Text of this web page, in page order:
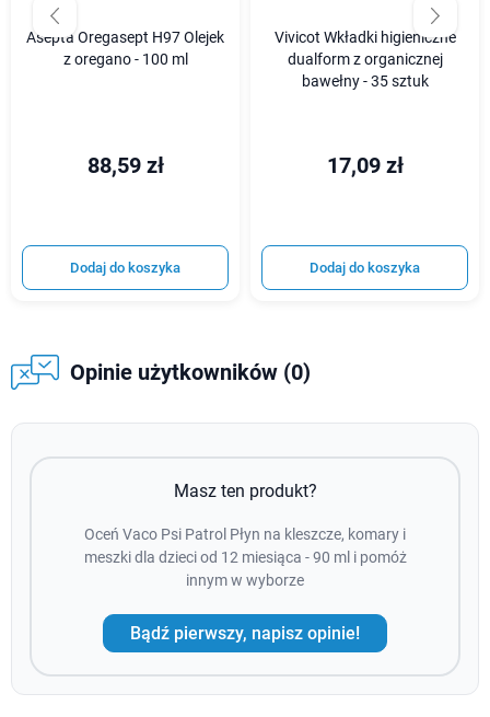
Asepta Oregasept H97 Olejek
z oregano - 100 ml
88,59 zł
Dodaj do koszyka
Vivicot Wkładki higieniczne
dualform z organicznej
bawełny - 35 sztuk
17,09 zł
Dodaj do koszyka
Opinie użytkowników (0)
Masz ten produkt?
Oceń Vaco Psi Patrol Płyn na kleszcze, komary i
meszki dla dzieci od 12 miesiąca - 90 ml i pomóż
innym w wyborze
Bądź pierwszy, napisz opinie!